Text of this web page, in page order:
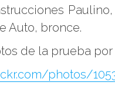
Auto, bronce.
de la prueba
photos/